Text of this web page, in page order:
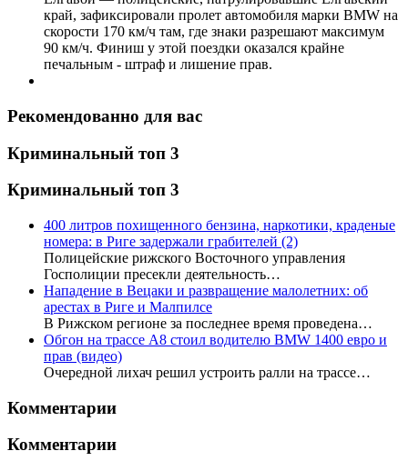
край, зафиксировали пролет автомобиля марки BMW на
скорости 170 км/ч там, где знаки разрешают максимум
90 км/ч. Финиш у этой поездки оказался крайне
печальным - штраф и лишение прав.
Рекомендованно для вас
Криминальный топ 3
Криминальный топ 3
400 литров похищенного бензина, наркотики, краденые
номера: в Риге задержали грабителей (2)
Полицейские рижского Восточного управления
Госполиции пресекли деятельность…
Нападение в Вецаки и развращение малолетних: об
арестах в Риге и Малпилсе
В Рижском регионе за последнее время проведена…
Обгон на трассе А8 стоил водителю BMW 1400 евро и
прав (видео)
Очередной лихач решил устроить ралли на трассе…
Комментарии
Комментарии